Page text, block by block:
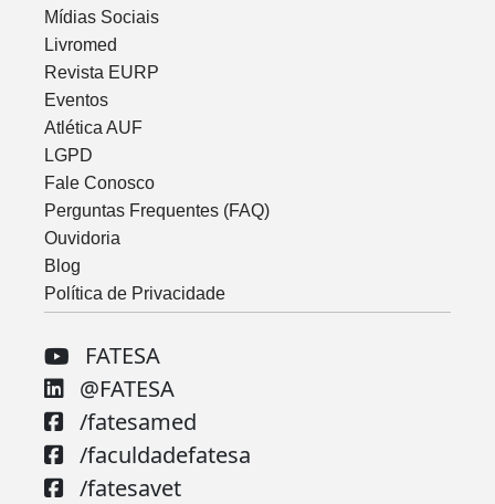
Mídias Sociais
Livromed
Revista EURP
Eventos
Atlética AUF
LGPD
Fale Conosco
Perguntas Frequentes (FAQ)
Ouvidoria
Blog
Política de Privacidade
FATESA
@FATESA
/fatesamed
/faculdadefatesa
/fatesavet